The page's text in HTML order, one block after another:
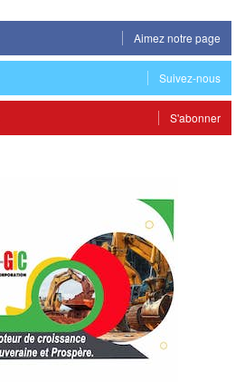
Aimez notre page
Suivez-nous
S'abonner